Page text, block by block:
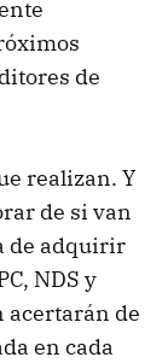
de
realizan. Y
de si van
de adquirir
NDS y
acertarán de
en cada